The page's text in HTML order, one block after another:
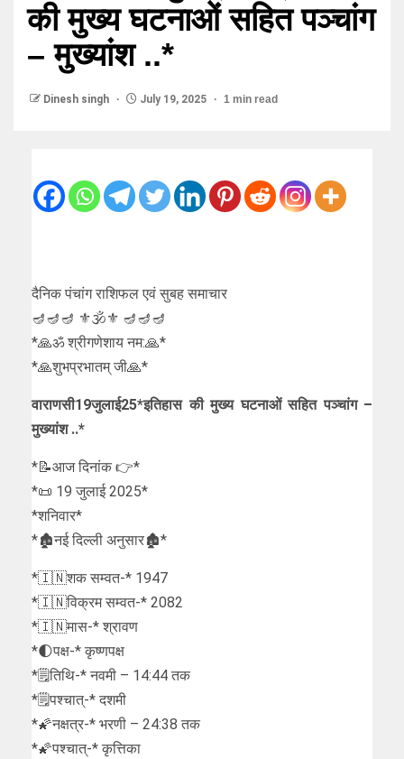
की मुख्य घटनाओं सहित पञ्चांग
– मुख्यांश ..*
Dinesh singh July 19, 2025 1 min read
दैनिक पंचांग राशिफल एवं सुबह समाचार
🪔🪔🪔 ⚜🕉⚜ 🪔🪔🪔
*🙏ॐ श्रीगणेशाय नम:🙏*
*🙏शुभप्रभातम् जी🙏*
वाराणसी19जुलाई25*इतिहास की मुख्य घटनाओं सहित पञ्चांग –
मुख्यांश ..*
*📝आज दिनांक 👉*
*📜 19 जुलाई 2025*
*शनिवार*
*🏚नई दिल्ली अनुसार🏚*
*🇮🇳शक सम्वत-* 1947
*🇮🇳विक्रम सम्वत-* 2082
*🇮🇳मास-* श्रावण
*🌓पक्ष-* कृष्णपक्ष
*🗒तिथि-* नवमी – 14:44 तक
*🗒पश्चात्-* दशमी
*🌠नक्षत्र-* भरणी – 24:38 तक
*🌠पश्चात्-* कृत्तिका